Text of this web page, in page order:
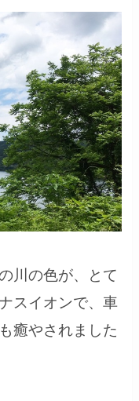
川の色が、とて
スイオンで、車
癒やされました